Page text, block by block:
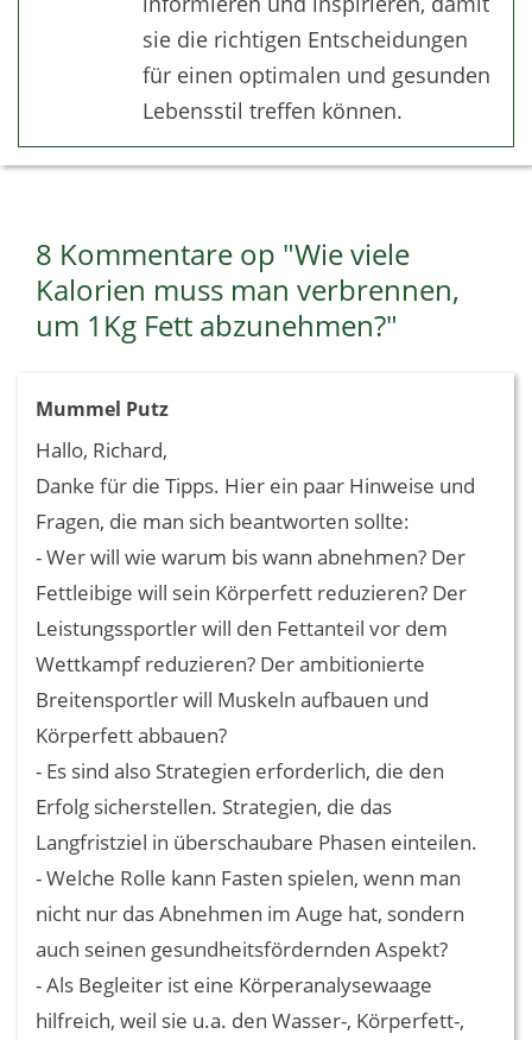
sie die richtigen Entscheidungen
für einen optimalen und gesunden
Lebensstil treffen können.
8 Kommentare op "Wie viele
Kalorien muss man verbrennen,
um 1Kg Fett abzunehmen?"
Mummel Putz
Hallo, Richard,
Danke für die Tipps. Hier ein paar Hinweise und
Fragen, die man sich beantworten sollte:
- Wer will wie warum bis wann abnehmen? Der
Fettleibige will sein Körperfett reduzieren? Der
Leistungssportler will den Fettanteil vor dem
Wettkampf reduzieren? Der ambitionierte
Breitensportler will Muskeln aufbauen und
Körperfett abbauen?
- Es sind also Strategien erforderlich, die den
Erfolg sicherstellen. Strategien, die das
Langfristziel in überschaubare Phasen einteilen.
- Welche Rolle kann Fasten spielen, wenn man
nicht nur das Abnehmen im Auge hat, sondern
auch seinen gesundheitsfördernden Aspekt?
- Als Begleiter ist eine Körperanalysewaage
hilfreich, weil sie u.a. den Wasser-, Körperfett-,